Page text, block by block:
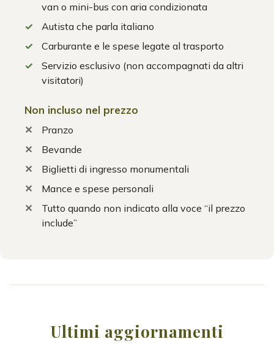
van o mini-bus con aria condizionata
Autista che parla italiano
Carburante e le spese legate al trasporto
Servizio esclusivo (non accompagnati da altri
visitatori)
Non incluso nel prezzo
Pranzo
Bevande
Biglietti di ingresso monumentali
Mance e spese personali
Tutto quando non indicato alla voce “il prezzo
include”
Ultimi aggiornamenti